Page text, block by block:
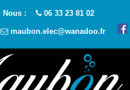
Nous : 06 33 23 81 02
maubon.elec@wanadoo.fr